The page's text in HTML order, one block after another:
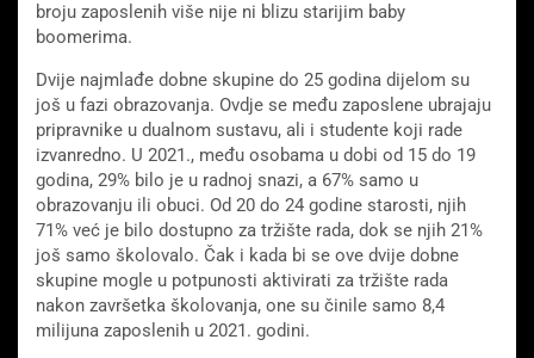
broju zaposlenih više nije ni blizu starijim baby
boomerima.
Dvije najmlađe dobne skupine do 25 godina dijelom su
još u fazi obrazovanja. Ovdje se među zaposlene ubrajaju
pripravnike u dualnom sustavu, ali i studente koji rade
izvanredno. U 2021., među osobama u dobi od 15 do 19
godina, 29% bilo je u radnoj snazi, a 67% samo u
obrazovanju ili obuci. Od 20 do 24 godine starosti, njih
71% već je bilo dostupno za tržište rada, dok se njih 21%
još samo školovalo. Čak i kada bi se ove dvije dobne
skupine mogle u potpunosti aktivirati za tržište rada
nakon završetka školovanja, one su činile samo 8,4
milijuna zaposlenih u 2021. godini.